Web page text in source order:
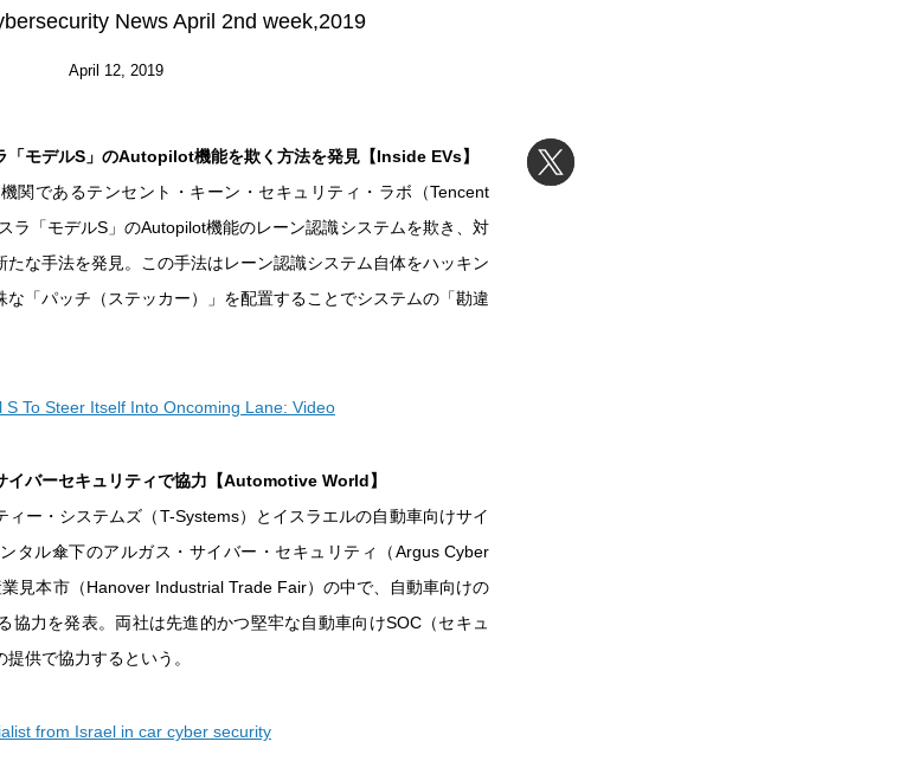
News April 2nd week,2019
April 12, 2019
「モデルS」のAutopilot機能を欺く方法を発見【Inside EVs】
関であるテンセント・キーン・セキュリティ・ラボ（Tencent
ラ「モデルS」のAutopilot機能のレーン認識システムを欺き、対
な手法を発見。この手法はレーン認識システム自体をハッキン
「パッチ（ステッカー）」を配置することでシステムの「勘違
S To Steer Itself Into Oncoming Lane: Video
バーセキュリティで協力【Automotive World】
ィー・システムズ（T-Systems）とイスラエルの自動車向けサイ
タル傘下のアルガス・サイバー・セキュリティ（Argus Cyber
見本市（Hanover Industrial Trade Fair）の中で、自動車向けの
協力を発表。両社は先進的かつ堅牢な自動車向けSOC（セキュ
供で協力するという。
from Israel in car cyber security